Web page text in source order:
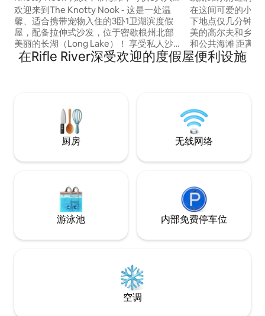
住，欢迎携带宠物
欢迎来到The Knotty Nook - 这是一处温
馨、适合携带宠物入住的3卧1卫湖滨度假
屋，配备拉伸式沙发，位于密歇根州北部
美丽的长湖（Long Lake）！ 享受私人沙
滩、码头、皮划艇、桨板、火坑和宁静的
景色。 室内有结节松木饰品、舒适的床、
星光璀璨的夜晚在The Knotty Nook等着
在这间可爱的小房子
下地点仅几分钟路
美的高尔夫和乡村
和公共海滩 距离
厅、海滩、农贸市
小厨房配咖啡/茶吧 智能电视和无线网
隔壁！
在Rifle River深受欢迎的度假屋便利设施
厨房 无线网络
游泳池 内部免费停车位
空调